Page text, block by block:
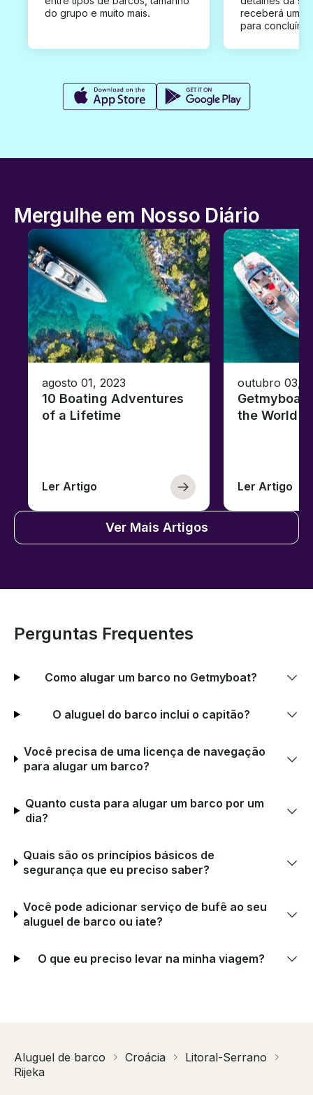
do grupo e muito mais.
receberá uma
para concluír a
Mergulhe em Nosso Diário
agosto 01, 2023
10 Boating Adventures
of a Lifetime
Ler Artigo
outubro 03,
the World
Ler Artigo
Ver Mais Artigos
Perguntas Frequentes
Como alugar um barco no Getmyboat?
O aluguel do barco inclui o capitão?
Você precisa de uma licença de navegação
para alugar um barco?
Quanto custa para alugar um barco por um
dia?
Quais são os princípios básicos de
segurança que eu preciso saber?
Você pode adicionar serviço de bufê ao seu
aluguel de barco ou iate?
O que eu preciso levar na minha viagem?
Aluguel de barco Croácia
Litoral-Serrano
Rijeka